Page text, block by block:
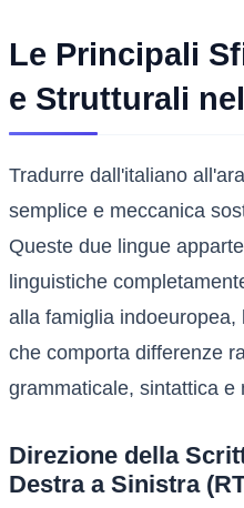
Le Principali
e Strutturali
Tradurre dall'italiano
semplice e meccanica
Queste due lingue
linguistiche
alla famiglia indoeuropea,
che comporta differenze
grammaticale, sintattica e
Direzione della
Destra a Sinistra